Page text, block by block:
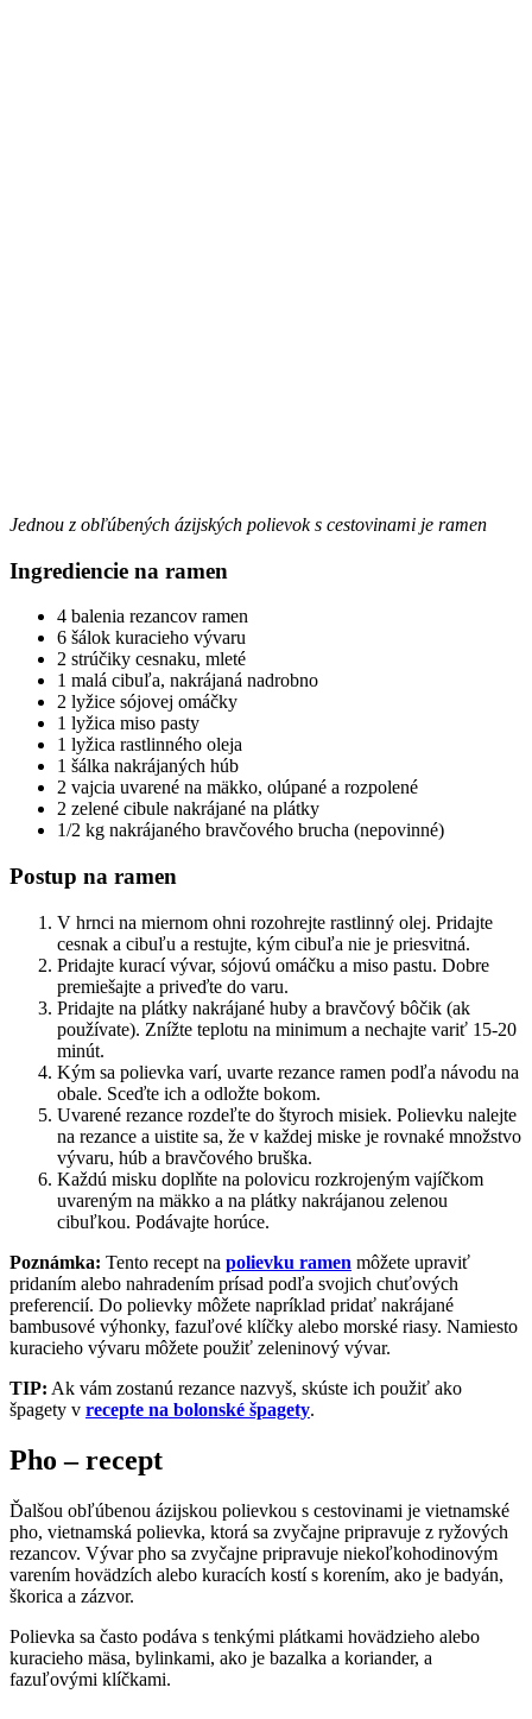
Jednou z obľúbených ázijských polievok s cestovinami je ramen
Ingrediencie na ramen
4 balenia rezancov ramen
6 šálok kuracieho vývaru
2 strúčiky cesnaku, mleté
1 malá cibuľa, nakrájaná nadrobno
2 lyžice sójovej omáčky
1 lyžica miso pasty
1 lyžica rastlinného oleja
1 šálka nakrájaných húb
2 vajcia uvarené na mäkko, olúpané a rozpolené
2 zelené cibule nakrájané na plátky
1/2 kg nakrájaného bravčového brucha (nepovinné)
Postup na ramen
V hrnci na miernom ohni rozohrejte rastlinný olej. Pridajte
cesnak a cibuľu a restujte, kým cibuľa nie je priesvitná.
Pridajte kurací vývar, sójovú omáčku a miso pastu. Dobre
premiešajte a priveďte do varu.
Pridajte na plátky nakrájané huby a bravčový bôčik (ak
používate). Znížte teplotu na minimum a nechajte variť 15-20
minút.
Kým sa polievka varí, uvarte rezance ramen podľa návodu na
obale. Sceďte ich a odložte bokom.
Uvarené rezance rozdeľte do štyroch misiek. Polievku nalejte
na rezance a uistite sa, že v každej miske je rovnaké množstvo
vývaru, húb a bravčového bruška.
Každú misku doplňte na polovicu rozkrojeným vajíčkom
uvareným na mäkko a na plátky nakrájanou zelenou
cibuľkou. Podávajte horúce.
Poznámka: Tento recept na polievku ramen môžete upraviť
pridaním alebo nahradením prísad podľa svojich chuťových
preferencií. Do polievky môžete napríklad pridať nakrájané
bambusové výhonky, fazuľové klíčky alebo morské riasy. Namiesto
kuracieho vývaru môžete použiť zeleninový vývar.
TIP: Ak vám zostanú rezance nazvyš, skúste ich použiť ako
špagety v recepte na bolonské špagety.
Pho – recept
Ďalšou obľúbenou ázijskou polievkou s cestovinami je vietnamské
pho, vietnamská polievka, ktorá sa zvyčajne pripravuje z ryžových
rezancov. Vývar pho sa zvyčajne pripravuje niekoľkohodinovým
varením hovädzích alebo kuracích kostí s korením, ako je badyán,
škorica a zázvor.
Polievka sa často podáva s tenkými plátkami hovädzieho alebo
kuracieho mäsa, bylinkami, ako je bazalka a koriander, a
fazuľovými klíčkami.